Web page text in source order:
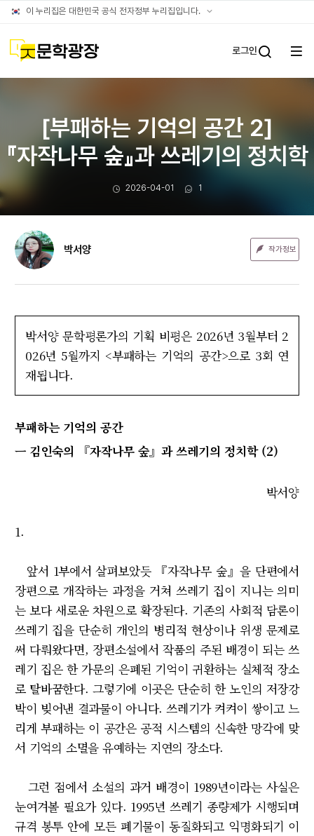
이 누리집은 대한민국 공식 전자정부 누리집입니다. 공식
문학광장 로그인
전체
[부패하는 기억의 공간 2]
『자작나무 숲』과 쓰레기의 정치학
작성일
2026-04-01 댓글수
1
박서양
박서양 문학평론가의 기획 비평은 2026년 3월부터 2
026년 5월까지 <부패하는 기억의 공간>으로 3회 연
재됩니다.
부패하는 기억의 공간
ㅡ 김인숙의 『자작나무 숲』과 쓰레기의 정치학 (2)
박서양
1.
앞서 1부에서 살펴보았듯 『자작나무 숲』을 단편에서
장편으로 개작하는 과정을 거쳐 쓰레기 집이 지니는 의미
는 보다 새로운 차원으로 확장된다. 기존의 사회적 담론이
쓰레기 집을 단순히 개인의 병리적 현상이나 위생 문제로
써 다뤄왔다면, 장편소설에서 작품의 주된 배경이 되는 쓰
레기 집은 한 가문의 은폐된 기억이 귀환하는 실체적 장소
로 탈바꿈한다. 그렇기에 이곳은 단순히 한 노인의 저장강
박이 빚어낸 결과물이 아니다. 쓰레기가 켜켜이 쌓이고 느
리게 부패하는 이 공간은 공적 시스템의 신속한 망각에 맞
서 기억의 소멸을 유예하는 지연의 장소다.
그런 점에서 소설의 과거 배경이 1989년이라는 사실은
눈여겨볼 필요가 있다. 1995년 쓰레기 종량제가 시행되며
규격 봉투 안에 모든 폐기물이 동질화되고 익명화되기 이